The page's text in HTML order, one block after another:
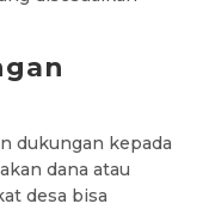
dukungan kepada
dana atau
desa bisa